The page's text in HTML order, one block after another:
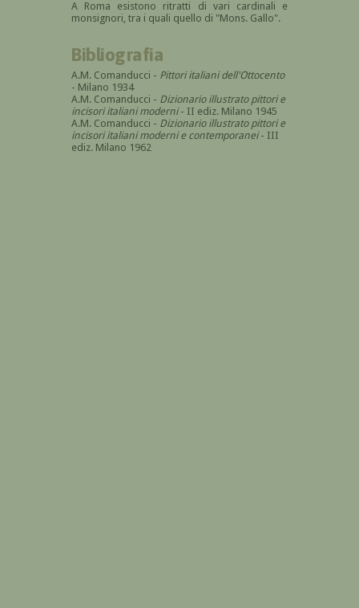
A Roma esistono ritratti di vari cardinali e
monsignori, tra i quali quello di "Mons. Gallo".
Bibliografia
A.M. Comanducci - Pittori italiani dell'Ottocento
- Milano 1934
A.M. Comanducci - Dizionario illustrato pittori e
incisori italiani moderni- II ediz. Milano 1945
A.M. Comanducci - Dizionario illustrato pittori e
incisori italiani moderni e contemporanei- III
ediz. Milano 1962